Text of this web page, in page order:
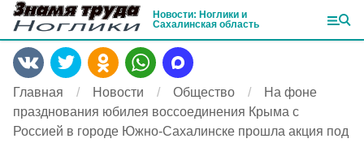
Новости: Ноглики и
Сахалинская область
Главная Новости Общество
На фоне
празднования юбилея воссоединения Крыма с
Россией в городе Южно-Сахалинске прошла акция под